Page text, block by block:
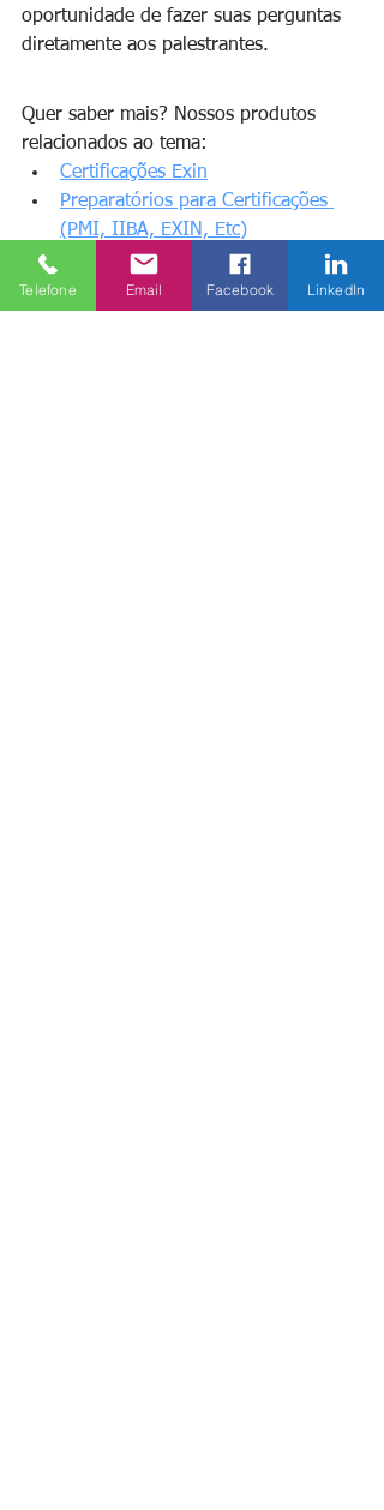
oportunidade de fazer suas perguntas
diretamente aos palestrantes.
Quer saber mais? Nossos produtos
relacionados ao tema:
Certificações Exin
Preparatórios para Certificações
(PMI, IIBA, EXIN, Etc)
Abraços,
RBN Blog e Artigos Técnicos
Telefone Email Facebook LinkedIn